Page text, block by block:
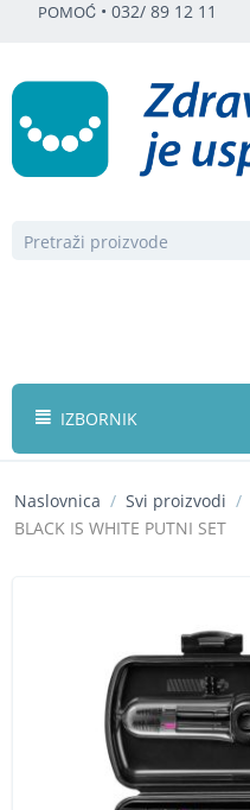
POMOĆ • 032/ 89 12 11
IZBORNIK
Naslovnica / Svi proizvodi /
BLACK IS WHITE PUTNI SET